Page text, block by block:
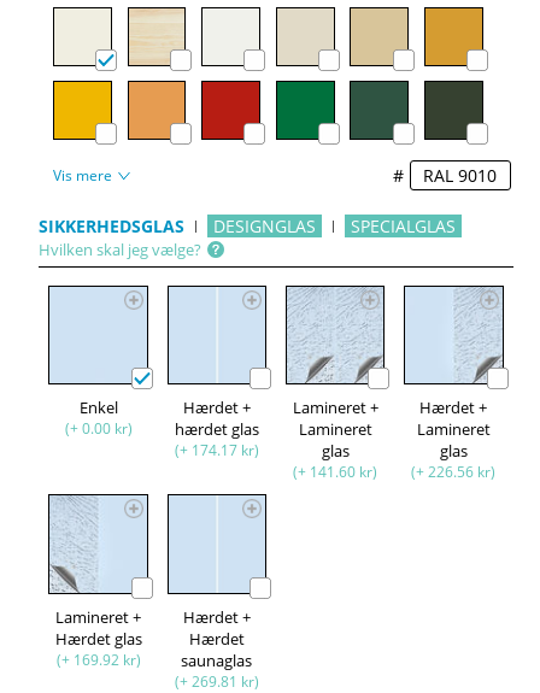
Vis mere #
SIKKERHEDSGLAS DESIGNGLAS SPECIALGLAS
Hvilken skal jeg vælge?
Enkel
(+ 0.00 kr)
Hærdet +
hærdet glas
(+ 174.17 kr)
Lamineret +
Lamineret
glas
(+ 141.60 kr)
Hærdet +
Lamineret
glas
(+ 226.56 kr)
Lamineret +
Hærdet glas
(+ 169.92 kr)
Hærdet +
Hærdet
saunaglas
(+ 269.81 kr)